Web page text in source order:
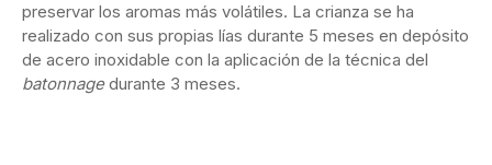
preservar los aromas más volátiles. La crianza se ha
realizado con sus propias lías durante 5 meses en depósito
de acero inoxidable con la aplicación de la técnica del
batonnagedurante 3 meses.